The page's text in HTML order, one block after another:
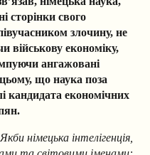
сторінки свого
злочину, не
військову економіку,
ангажовані
що наука поза
кандидата економічних
Якби німецька інтелігенція,